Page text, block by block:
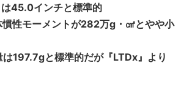
45.0インチと標準的
性モーメントが282万g・㎠とやや小
197.7gと標準的だが『LTDx』より